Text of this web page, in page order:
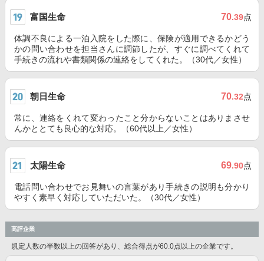
富国生命 70.39点
体調不良による一泊入院をした際に、保険が適用できるかどう
かの問い合わせを担当さんに調節したが、すぐに調べてくれて
手続きの流れや書類関係の連絡をしてくれた。（30代／女性）
朝日生命 70.32点
常に、連絡をくれて変わったこと分からないことはありまさせ
んかととても良心的な対応。（60代以上／女性）
太陽生命 69.90点
電話問い合わせでお見舞いの言葉があり手続きの説明も分かり
やすく素早く対応していただいた。（30代／女性）
高評企業
規定人数の半数以上の回答があり、総合得点が60.0点以上の企業です。